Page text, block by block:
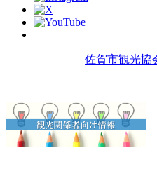
佐賀市観光協